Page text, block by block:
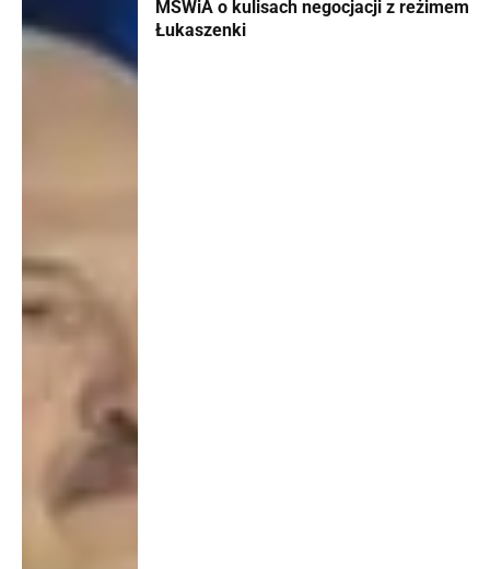
MSWiA o kulisach negocjacji z reżimem
Łukaszenki